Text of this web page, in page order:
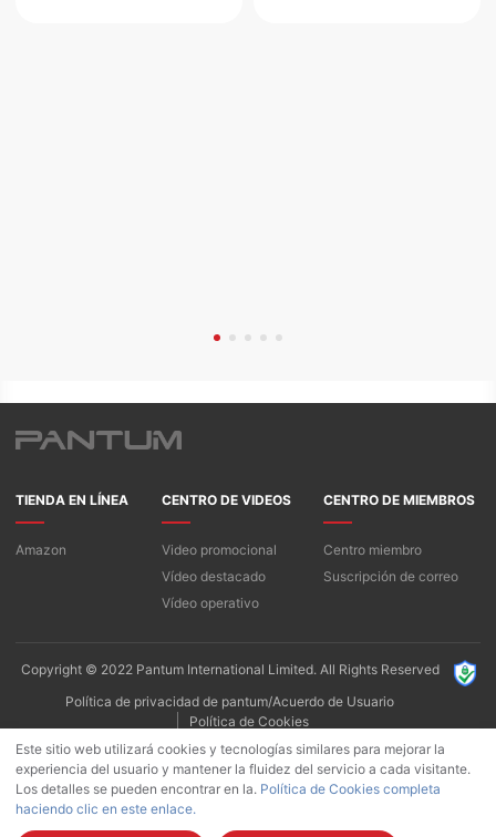
TIENDA EN LÍNEA
Amazon
CENTRO DE VIDEOS
Video promocional
Vídeo destacado
Vídeo operativo
CENTRO DE MIEMBROS
Centro miembro
Suscripción de correo
Copyright © 2022 Pantum International Limited. All Rights Reserved
Política de privacidad de pantum/Acuerdo de Usuario
Política de Cookies
Este sitio web utilizará cookies y tecnologías similares para mejorar la
experiencia del usuario y mantener la fluidez del servicio a cada visitante.
Los detalles se pueden encontrar en la. Política de Cookies completa
haciendo clic en este enlace.